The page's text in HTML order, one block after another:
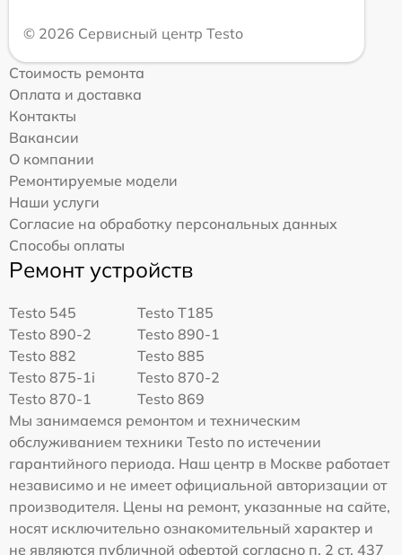
© 2026 Сервисный центр Testo
Стоимость ремонта
Оплата и доставка
Контакты
Вакансии
О компании
Ремонтируемые модели
Наши услуги
Согласие на обработку персональных данных
Способы оплаты
Ремонт устройств
Testo 545
Testo T185
Testo 890-2
Testo 890-1
Testo 882
Testo 885
Testo 875-1i
Testo 870-2
Testo 870-1
Testo 869
Мы занимаемся ремонтом и техническим
обслуживанием техники Testo по истечении
гарантийного периода. Наш центр в Москве работает
независимо и не имеет официальной авторизации от
производителя. Цены на ремонт, указанные на сайте,
носят исключительно ознакомительный характер и
не являются публичной офертой согласно п. 2 ст. 437